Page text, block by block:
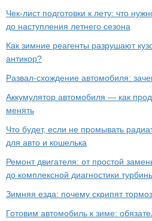
Чек-лист подготовки к лету: что
до наступления летнего сезона
Как зимние реагенты разрушают
антикор?
Развал-схождение автомобиля:
Аккумулятор автомобиля — как
менять
Что будет, если не промывать
для авто и кошелька
Ремонт двигателя: от простой
до комплексной диагностики
Зимняя езда: почему скрипят
Готовим автомобиль к зиме: